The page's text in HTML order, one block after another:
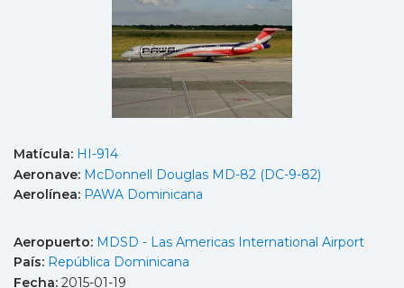
Matícula: HI-914
Aeronave: McDonnell Douglas MD-82 (DC-9-82)
Aerolínea: PAWA Dominicana
Aeropuerto: MDSD - Las Americas International Airport
País: República Dominicana
Fecha: 2015-01-19